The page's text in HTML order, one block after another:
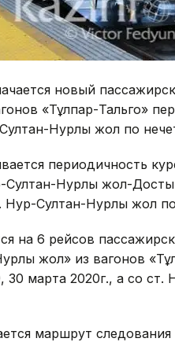
новый
«Тұлпар-Тальго»
Нурлы жол по
периодичность
Нурлы жол-
Нур-Султан-Нурлы жол
на 6 рейсов
жол» из вагонов
30 марта 2020г., а со
маршрут